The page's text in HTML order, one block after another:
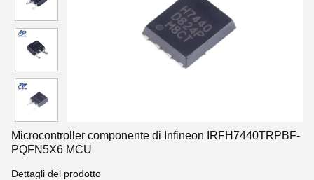
Microcontroller componente di Infineon IRFH7440TRPBF-
PQFN5X6 MCU
Dettagli del prodotto